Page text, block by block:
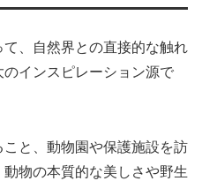
、自然界との直接的な触れ
インスピレーション源で
と、動物園や保護施設を訪
物の本質的な美しさや野生